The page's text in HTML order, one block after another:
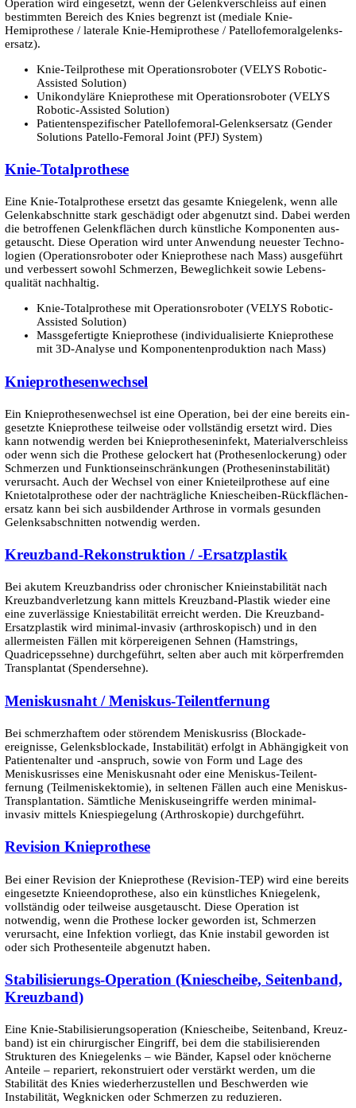
Operation wird eingesetzt, wenn der Gelenk­ver­schleiss auf einen
bestimmten Bereich des Knies begrenzt ist (mediale Knie-
Hemiprothese / laterale Knie-Hemiprothese / Patellofemoral­gelenks­
ersatz).
Knie-Teilprothese mit Operations­roboter (VELYS Robotic-
Assisted Solution)
Unikondyläre Knie­prothese mit Operations­roboter (VELYS
Robotic-Assisted Solution)
Patienten­spezifischer Patello­femoral-Gelenks­ersatz (Gender
Solutions Patello-Femoral Joint (PFJ) System)
Knie-Totalprothese
Eine Knie-Totalprothese ersetzt das gesamte Knie­gelenk, wenn alle
Gelenkabschnitte stark ge­schädigt oder abgenutzt sind. Dabei werden
die betroffenen Gelenkflächen durch künstliche Komponenten aus­
getauscht. Diese Operation wird unter Anwendung neuester Techno­
logien (Operations­roboter oder Knie­prothese nach Mass) aus­ge­führt
und ver­bessert sowohl Schmerzen, Beweglich­keit sowie Lebens­
qualität nachhaltig.
Knie-Totalprothese mit Operations­roboter (VELYS Robotic-
Assisted Solution)
Massgefertigte Knie­prothese (individua­lisierte Knie­prothese
mit 3D-Analyse und Komponenten­produktion nach Mass)
Knieprothesen­wechsel
Ein Knieprothesen­wechsel ist eine Operation, bei der eine bereits ein­
gesetzte Knie­prothese teilweise oder voll­ständig ersetzt wird. Dies
kann notwendig werden bei Knie­prothesen­infekt, Material­verschleiss
oder wenn sich die Prothese gelockert hat (Prothesen­lockerung) oder
Schmerzen und Funktions­ein­schränkungen (Prothesen­instabilität)
verursacht. Auch der Wechsel von einer Knieteil­prothese auf eine
Knietotal­prothese oder der nacht­rägliche Knie­scheiben-Rückflächen­
ersatz kann bei sich ausbildender Arthrose in vormals gesunden
Gelenks­abschnitten not­wendig werden.
Kreuzband-Rekonstruktion / -Ersatzplastik
Bei akutem Kreuzbandriss oder chronischer Knieinstabilität nach
Kreuzbandverletzung kann mittels Kreuzband-Plastik wieder eine
eine zuverlässige Kniestabilität erreicht werden. Die Kreuzband-
Ersatzplastik wird minimal-invasiv (arthroskopisch) und in den
allermeisten Fällen mit körpereigenen Sehnen (Hamstrings,
Quadricepssehne) durchgeführt, selten aber auch mit körperfremden
Transplantat (Spendersehne).
Meniskusnaht / Meniskus-Teil­entfernung
Bei schmerzhaftem oder störendem Meniskus­riss (Blockade­
ereignisse, Gelenks­blockade, In­stabilität) erfolgt in Abhängig­keit von
Patienten­alter und -anspruch, sowie von Form und Lage des
Meniskus­risses eine Meniskus­naht oder eine Meniskus-Teilent­
fernung (Teil­meniskek­tomie), in seltenen Fällen auch eine Meniskus-
Trans­plantation. Sämtliche Meniskus­eingriffe werden minimal-
invasiv mittels Knie­spiegelung (Arthroskopie) durchgeführt.
Revision Knie­prothese
Bei einer Revision der Knieprothese (Revision-TEP) wird eine bereits
eingesetzte Knieendoprothese, also ein künstliches Kniegelenk,
vollständig oder teilweise ausgetauscht. Diese Operation ist
notwendig, wenn die Prothese locker geworden ist, Schmerzen
verursacht, eine Infektion vorliegt, das Knie instabil geworden ist
oder sich Prothesenteile abgenutzt haben.
Stabilisierungs­-­Operation (Kniescheibe, Seitenband,
Kreuzband)
Eine Knie-Stabilisierungsoperation (Kniescheibe, Seitenband, Kreuz­
band) ist ein chirurgischer Eingriff, bei dem die stabilisieren­den
Strukturen des Kniegelenks – wie Bänder, Kapsel oder knöcherne
Anteile – repariert, re­konstruiert oder verstärkt werden, um die
Stabilität des Knies wieder­her­zustellen und Beschwerden wie
Instabili­tät, Weg­knicken oder Schmerzen zu reduzieren.